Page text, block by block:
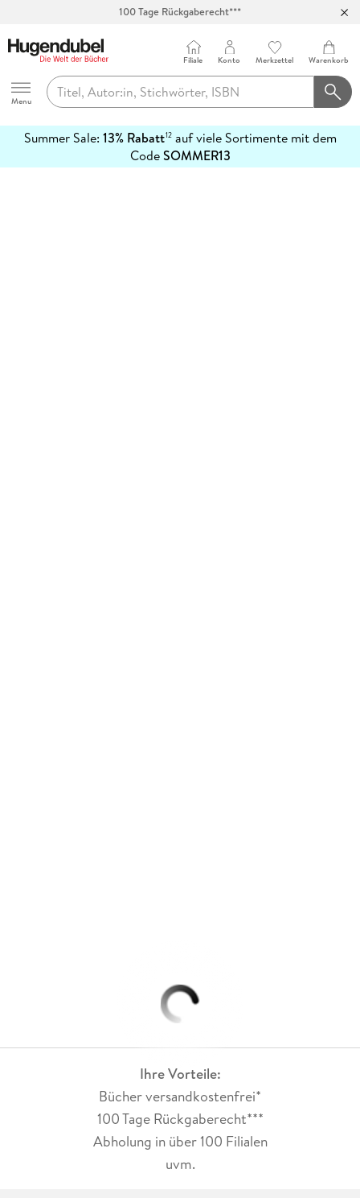
100 Tage Rückgaberecht***
Hugendubel
Menu
Filiale Konto Merkzettel Warenkorb
Summer Sale: 13% Rabatt12auf viele Sortimente mit dem
CodeSOMMER13
erfahren
Ihre Vorteile:
Bücher versandkostenfrei*
100 Tage Rückgaberecht***
Abholung in über 100 Filialen
uvm.